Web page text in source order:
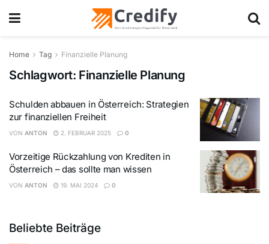
Home Tag Finanzielle Planung
Schlagwort: Finanzielle Planung
Schulden abbauen in Österreich: Strategien
zur finanziellen Freiheit
VON ANTON 2. FEBRUAR 2025 0
Vorzeitige Rückzahlung von Krediten in
Österreich – das sollte man wissen
VON ANTON 19. MAI 2024 0
Beliebte Beiträge